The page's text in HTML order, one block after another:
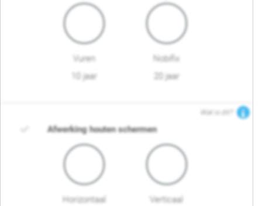
Vuren
10 jaar
Nobifix
20 jaar
Wat is dit?
Afwerking houten schermen
Horizontaal Verticaal